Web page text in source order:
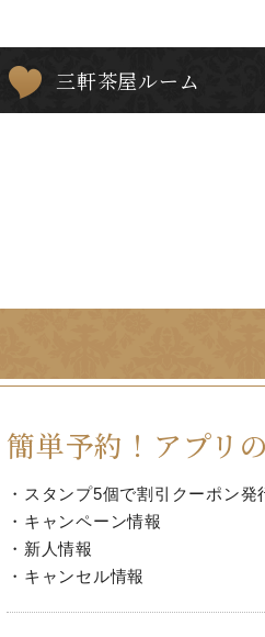
三軒茶屋ルーム
簡単予約！ アプリ
・スタンプ5個で割引クーポン発
・キャンペーン情報
・新人情報
・キャンセル情報